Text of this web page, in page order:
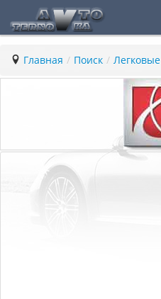
Статьи
Заметки
Главная / Поиск / Легковые